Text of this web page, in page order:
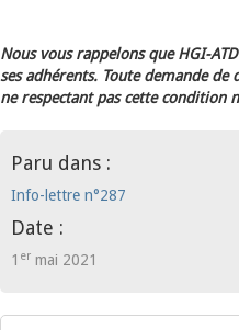
Nous vous rappelons que HGI-
ses adhérents. Toute demande
ne respectant pas cette condition
Paru dans :
Info-lettre n°287
Date :
1 er mai 2021